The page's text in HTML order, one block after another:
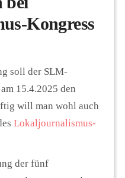
Kongress
soll der SLM-
15.4.2025 den
will man wohl auch
Lokaljournalismus-
der fünf